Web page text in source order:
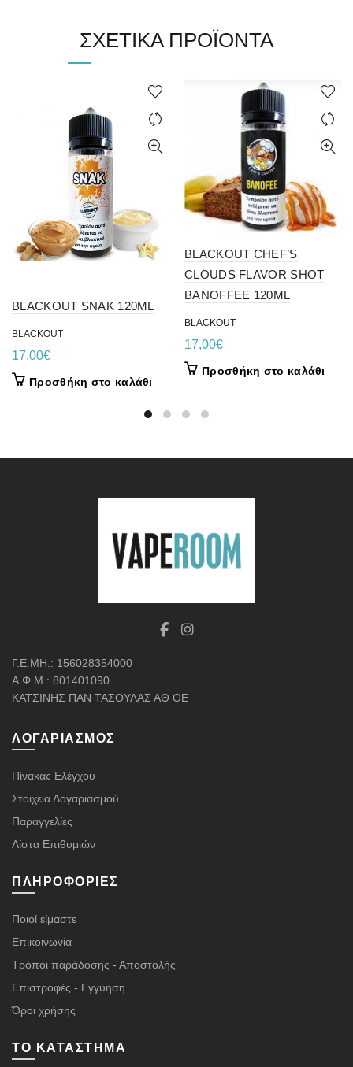
ΣΧΕΤΙΚΆ ΠΡΟΪΌΝΤΑ
BLACKOUT SNAK 120ML
BLACKOUT
17,00€
Προσθήκη στο καλάθι
BLACKOUT CHEF’S
CLOUDS FLAVOR SHOT
BANOFFEE 120ML
BLACKOUT
17,00€
Προσθήκη στο καλάθι
Γ.Ε.ΜΗ.: 156028354000
Α.Φ.Μ.: 801401090
ΚΑΤΣΙΝΗΣ ΠΑΝ ΤΑΣΟΥΛΑΣ ΑΘ ΟΕ
ΛΟΓΑΡΙΑΣΜΌΣ
Πίνακας Ελέγχου
Στοιχεία Λογαριασμού
Παραγγελίες
Λίστα Επιθυμιών
ΠΛΗΡΟΦΟΡΊΕΣ
Ποιοί είμαστε
Επικοινωνία
Τρόποι παράδοσης - Αποστολής
Επιστροφές - Εγγύηση
Όροι χρήσης
ΤΟ ΚΑΤΆΣΤΗΜΑ